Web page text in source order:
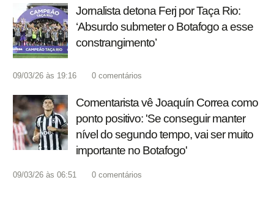
Jornalista detona Ferj por Taça Rio:
‘Absurdo submeter o Botafogo a esse
constrangimento’
09/03/26 às 19:16 0 comentários
Comentarista vê Joaquín Correa como
ponto positivo: 'Se conseguir manter
nível do segundo tempo, vai ser muito
importante no Botafogo'
09/03/26 às 06:51 0 comentários